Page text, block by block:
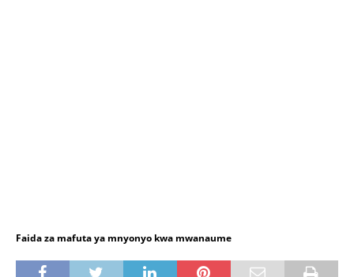
Faida za mafuta ya mnyonyo kwa mwanaume